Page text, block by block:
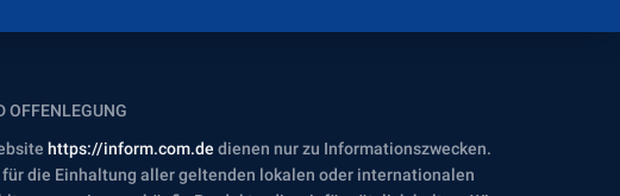
OFFENLEGUNG
https://inform.com.de dienen nur zu Informationszwecken.
die Einhaltung aller geltenden lokalen oder internationalen